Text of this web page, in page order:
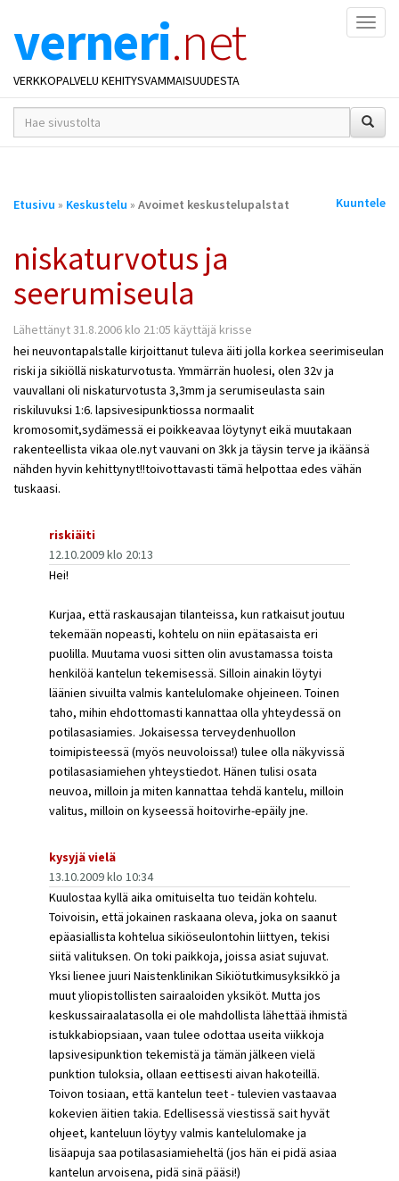
verneri.net
VERKKOPALVELU KEHITYSVAMMAISUUDESTA
hakusana(t)
*
Olet
Etusivu » Keskustelu » Avoimet keskustelupalstat Kuuntele
niskaturvotus ja
seerumiseula
Lähettänyt 31.8.2006 klo 21:05 käyttäjä krisse
hei neuvontapalstalle kirjoittanut tuleva äiti jolla korkea seerimiseulan
riski ja sikiöllä niskaturvotusta. Ymmärrän huolesi, olen 32v ja
vauvallani oli niskaturvotusta 3,3mm ja serumiseulasta sain
riskiluvuksi 1:6. lapsivesipunktiossa normaalit
kromosomit,sydämessä ei poikkeavaa löytynyt eikä muutakaan
rakenteellista vikaa ole.nyt vauvani on 3kk ja täysin terve ja ikäänsä
nähden hyvin kehittynyt!!toivottavasti tämä helpottaa edes vähän
tuskaasi.
riskiäiti
12.10.2009 klo 20:13
Hei!
Kurjaa, että raskausajan tilanteissa, kun ratkaisut joutuu
tekemään nopeasti, kohtelu on niin epätasaista eri
puolilla. Muutama vuosi sitten olin avustamassa toista
henkilöä kantelun tekemisessä. Silloin ainakin löytyi
läänien sivuilta valmis kantelulomake ohjeineen. Toinen
taho, mihin ehdottomasti kannattaa olla yhteydessä on
potilasasiamies. Jokaisessa terveydenhuollon
toimipisteessä (myös neuvoloissa!) tulee olla näkyvissä
potilasasiamiehen yhteystiedot. Hänen tulisi osata
neuvoa, milloin ja miten kannattaa tehdä kantelu, milloin
valitus, milloin on kyseessä hoitovirhe-epäily jne.
kysyjä vielä
13.10.2009 klo 10:34
Kuulostaa kyllä aika omituiselta tuo teidän kohtelu.
Toivoisin, että jokainen raskaana oleva, joka on saanut
epäasiallista kohtelua sikiöseulontohin liittyen, tekisi
siitä valituksen. On toki paikkoja, joissa asiat sujuvat.
Yksi lienee juuri Naistenklinikan Sikiötutkimusyksikkö ja
muut yliopistollisten sairaaloiden yksiköt. Mutta jos
keskussairaalatasolla ei ole mahdollista lähettää ihmistä
istukkabiopsiaan, vaan tulee odottaa useita viikkoja
lapsivesipunktion tekemistä ja tämän jälkeen vielä
punktion tuloksia, ollaan eettisesti aivan hakoteillä.
Toivon tosiaan, että kantelun teet - tulevien vastaavaa
kokevien äitien takia. Edellisessä viestissä sait hyvät
ohjeet, kanteluun löytyy valmis kantelulomake ja
lisäapuja saa potilasasiamieheltä (jos hän ei pidä asiaa
kantelun arvoisena, pidä sinä pääsi!)